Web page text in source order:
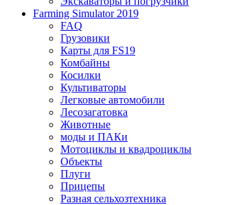
Farming Simulator 2019
FAQ
Грузовики
Карты для FS19
Комбайны
Косилки
Культиваторы
Легковые автомобили
Лесозагатовка
Животные
моды и ПАКи
Мотоциклы и квадроциклы
Объекты
Плуги
Прицепы
Разная сельхозтехника